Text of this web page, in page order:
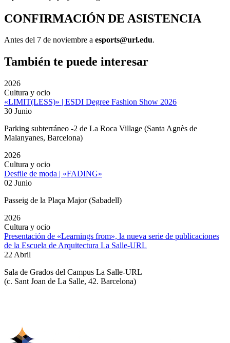
CONFIRMACIÓN DE ASISTENCIA
Antes del 7 de noviembre a esports@url.edu.
También te puede interesar
2026
Cultura y ocio
«LIMIT(LESS)» | ESDI Degree Fashion Show 2026
30 Junio
Parking subterráneo -2 de La Roca Village (Santa Agnès de
Malanyanes, Barcelona)
2026
Cultura y ocio
Desfile de moda | «FADING»
02 Junio
Passeig de la Plaça Major (Sabadell)
2026
Cultura y ocio
Presentación de «Learnings from», la nueva serie de publicaciones
de la Escuela de Arquitectura La Salle-URL
22 Abril
Sala de Grados del Campus La Salle-URL
(c. Sant Joan de La Salle, 42. Barcelona)